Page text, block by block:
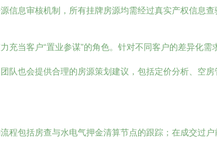
息审核机制，所有挂牌房源均需经过真实产权信息
充当客户“置业参谋”的角色。针对不同客户的差异化
队也会提供合理的房源策划建议，包括定价分析、空
程包括房查与水电气押金清算节点的跟踪；在成交过